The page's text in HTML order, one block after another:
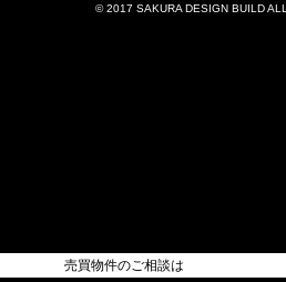
© 2017 SAKURA DESIGN BUILD
売買物件のご相談は